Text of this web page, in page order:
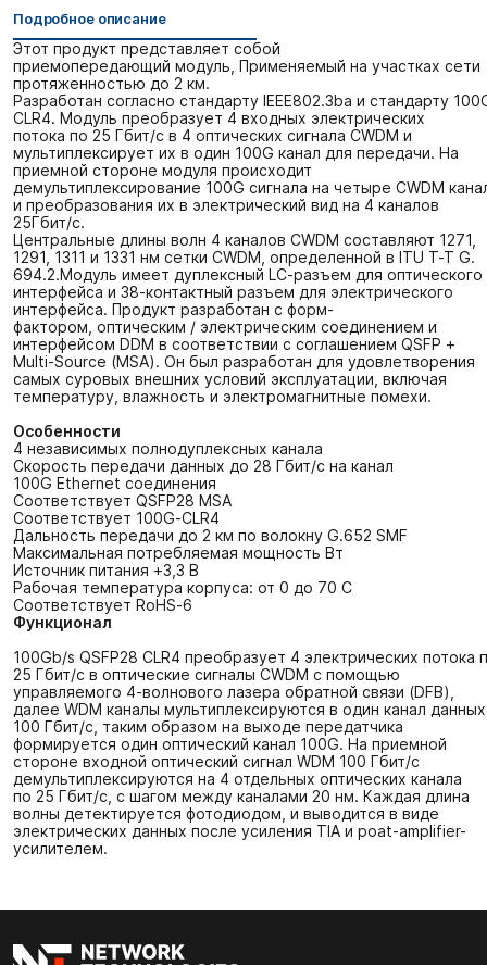
Подробное описание
Этот продукт представляет собой
приемопередающий модуль, Применяемый на участках сети
протяженностью до 2 км.
Разработан согласно стандарту IEEE802.3ba и стандарту
CLR4. Модуль преобразует 4 входных электрических
потока по 25 Гбит/с в 4 оптических сигнала CWDM и
мультиплексирует их в один 100G канал для передачи. На
приемной стороне модуля происходит
демультиплексирование 100G сигнала на четыре CWDM
и преобразования их в электрический вид на 4 каналов
25Гбит/с.
Центральные длины волн 4 каналов CWDM составляют 1271,
1291, 1311 и 1331 нм сетки CWDM, определенной в ITU T-T G.
694.2.Модуль имеет дуплексный LC-разъем для оптического
интерфейса и 38-контактный разъем для электрического
интерфейса. Продукт разработан с форм-
фактором, оптическим / электрическим соединением и
интерфейсом DDM в соответствии с соглашением QSFP +
Multi-Source (MSA). Он был разработан для удовлетворения
самых суровых внешних условий эксплуатации, включая
температуру, влажность и электромагнитные помехи.
Особенности
4 независимых полнодуплексных канала
Скорость передачи данных до 28 Гбит/с на канал
100G Ethernet соединения
Соответствует QSFP28 MSA
Соответствует 100G-CLR4
Дальность передачи до 2 км по волокну G.652 SMF
Максимальная потребляемая мощность Вт
Источник питания +3,3 В
Рабочая температура корпуса: от 0 до 70 C
Соответствует RoHS-6
Функционал
100Gb/s QSFP28 CLR4 преобразует 4 электрических потока
25 Гбит/с в оптические сигналы CWDM с помощью
управляемого 4-волнового лазера обратной связи (DFB),
далее WDM каналы мультиплексируются в один канал данных
100 Гбит/с, таким образом на выходе передатчика
формируется один оптический канал 100G. На приемной
стороне входной оптический сигнал WDM 100 Гбит/с
демультиплексируются на 4 отдельных оптических канала
по 25 Гбит/с, с шагом между каналами 20 нм. Каждая длина
волны детектируется фотодиодом, и выводится в виде
электрических данных после усиления TIA и poat-amplifier-
усилителем.